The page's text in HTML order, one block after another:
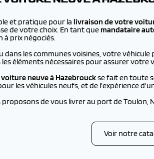
et pratique pour la livraison de votre
de votre choix. En tant quemandataire
à prix négociés.
dans les communes voisines, votre
éléments nécessaires pour assurer
neuve à Hazebrouckse fait en toute
les véhicules neufs, et de l'expérience
proposons de vous livrer au port de Toulon,
Voir notre